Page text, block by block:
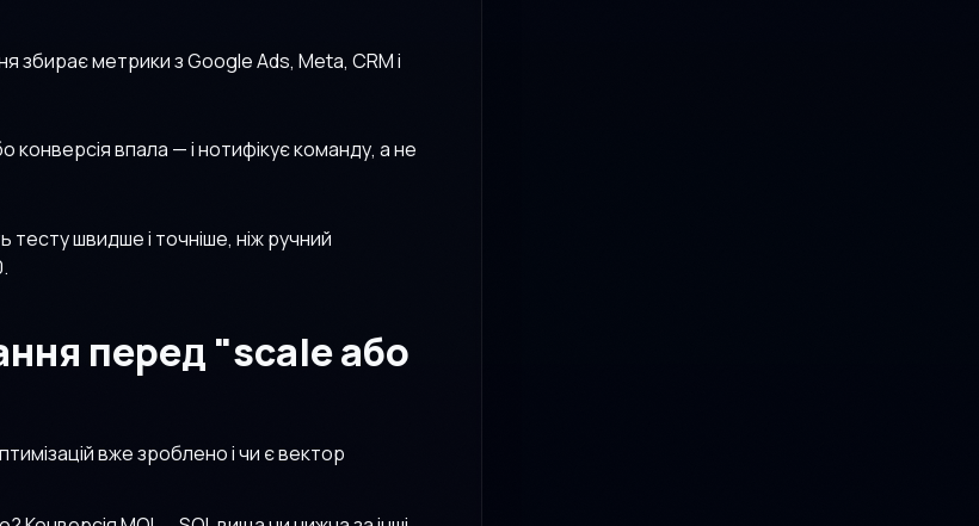
збирає метрики з Google Ads, Meta, CRM і
конверсія впала — і нотифікує команду, а не
тесту швидше і точніше, ніж ручний
перед "scale або
вже зроблено і чи є вектор